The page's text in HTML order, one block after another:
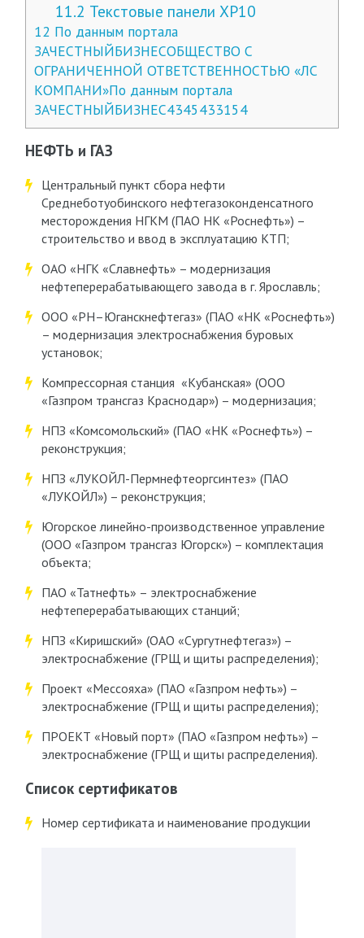
11.2 Текстовые панели XP10
12 По данным портала
ЗАЧЕСТНЫЙБИЗНЕСОБЩЕСТВО С
ОГРАНИЧЕННОЙ ОТВЕТСТВЕННОСТЬЮ «ЛС
КОМПАНИ»По данным портала
ЗАЧЕСТНЫЙБИЗНЕС4345433154
НЕФТЬ и ГАЗ
Центральный пункт сбора нефти
Среднеботуобинского нефтегазоконденсатного
месторождения НГКМ (ПАО НК «Роснефть») –
строительство и ввод в эксплуатацию КТП;
ОАО «НГК «Славнефть» – модернизация
нефтеперерабатывающего завода в г. Ярославль;
ООО «РН–Юганскнефтегаз» (ПАО «НК «Роснефть»)
– модернизация электроснабжения буровых
установок;
Компрессорная станция «Кубанская» (ООО
«Газпром трансгаз Краснодар») – модернизация;
НПЗ «Комсомольский» (ПАО «НК «Роснефть») –
реконструкция;
НПЗ «ЛУКОЙЛ-Пермнефтеоргсинтез» (ПАО
«ЛУКОЙЛ») – реконструкция;
Югорское линейно-производственное управление
(ООО «Газпром трансгаз Югорск») – комплектация
объекта;
ПАО «Татнефть» – электроснабжение
нефтеперерабатывающих станций;
НПЗ «Киришский» (ОАО «Сургутнефтегаз») –
электроснабжение (ГРЩ и щиты распределения);
Проект «Мессояха» (ПАО «Газпром нефть») –
электроснабжение (ГРЩ и щиты распределения);
ПРОЕКТ «Новый порт» (ПАО «Газпром нефть») –
электроснабжение (ГРЩ и щиты распределения).
Список сертификатов
Номер сертификата и наименование продукции